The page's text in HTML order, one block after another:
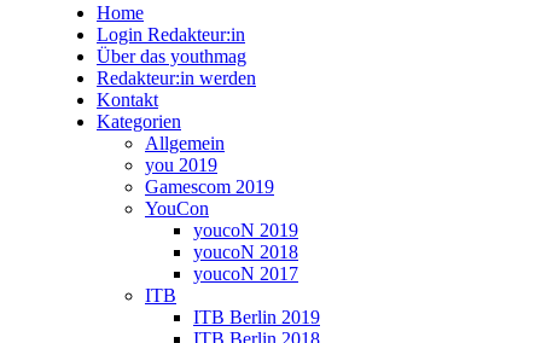
Home
Login Redakteur:in
Über das youthmag
Redakteur:in werden
Kontakt
Kategorien
Allgemein
you 2019
Gamescom 2019
YouCon
youcoN 2019
youcoN 2018
youcoN 2017
ITB
ITB Berlin 2019
ITB Berlin 2018